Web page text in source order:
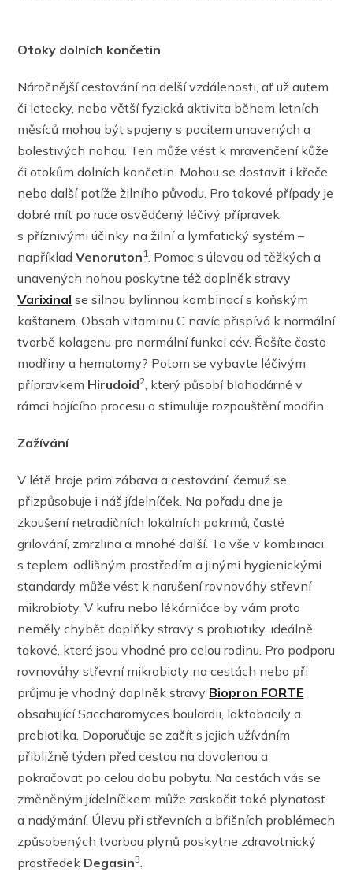
Otoky dolních končetin
Náročnější cestování na delší vzdálenosti, ať už autem
či letecky, nebo větší fyzická aktivita během letních
měsíců mohou být spojeny s pocitem unavených a
bolestivých nohou. Ten může vést k mravenčení kůže
či otokům dolních končetin. Mohou se dostavit i křeče
nebo další potíže žilního původu. Pro takové případy je
dobré mít po ruce osvědčený léčivý přípravek
s příznivými účinky na žilní a lymfatický systém –
napříkladVenoruton1. Pomoc s úlevou od těžkých a
unavených nohou poskytne též doplněk stravy
Varixinal se silnou bylinnou kombinací s koňským
kaštanem. Obsah vitaminu C navíc přispívá k normální
tvorbě kolagenu pro normální funkci cév. Řešíte často
modřiny a hematomy? Potom se vybavte léčivým
přípravkem Hirudoid2, který působí blahodárně v
rámci hojícího procesu a stimuluje rozpouštění modřin.
Zažívání
V létě hraje prim zábava a cestování, čemuž se
přizpůsobuje i náš jídelníček. Na pořadu dne je
zkoušení netradičních lokálních pokrmů, časté
grilování, zmrzlina a mnohé další. To vše v kombinaci
s teplem, odlišným prostředím a jinými hygienickými
standardy může vést k narušení rovnováhy střevní
mikrobioty. V kufru nebo lékárničce by vám proto
neměly chybět doplňky stravy s probiotiky, ideálně
takové, které jsou vhodné pro celou rodinu. Pro podporu
rovnováhy střevní mikrobioty na cestách nebo při
průjmu je vhodný doplněk stravy Biopron FORTE
obsahující Saccharomyces boulardii, laktobacily a
prebiotika. Doporučuje se začít s jejich užíváním
přibližně týden před cestou na dovolenou a
pokračovat po celou dobu pobytu. Na cestách vás se
změněným jídelníčkem může zaskočit také plynatost
a nadýmání. Úlevu při střevních a břišních problémech
způsobených tvorbou plynů poskytne zdravotnický
prostředek Degasin3.